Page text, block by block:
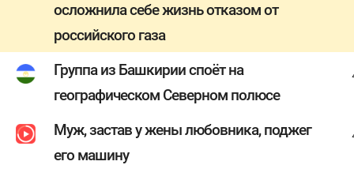
осложнила себе жизнь отказом от
российского газа
Группа из Башкирии споёт на
географическом Северном полюсе
Муж, застав у жены любовника, поджег
его машину